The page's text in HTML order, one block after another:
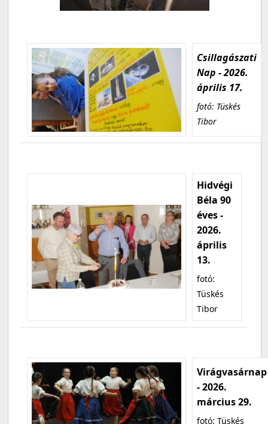
Csillagászati
Nap - 2026.
április 17.
fotó: Tüskés
Tibor
Hidvégi
Béla 90
éves -
2026.
április
13.
fotó:
Tüskés
Tibor
Virágvasárnap
- 2026.
március 29.
fotó: Tüskés